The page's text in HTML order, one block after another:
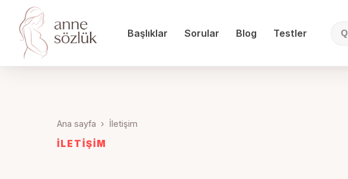
Başlıklar Sorular Blog Testler Q
Ana sayfa › İletişim
İLETİŞİM